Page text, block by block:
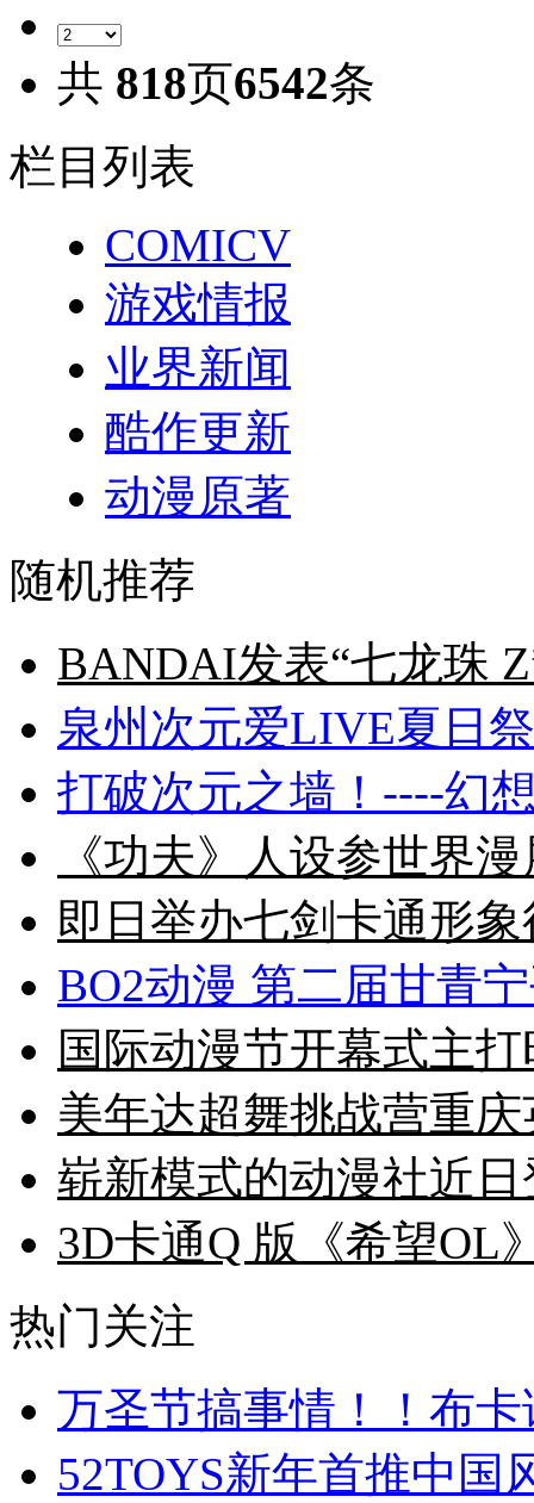
共 818页6542条
栏目列表
COMICV
游戏情报
业界新闻
酷作更新
动漫原著
随机推荐
BANDAI发表“七龙珠
泉州次元爱LIVE夏日
打破次元之墙！----幻
《功夫》人设参世界
即日举办七剑卡通形
BO2动漫 第二届甘青
国际动漫节开幕式主
美年达超舞挑战营重
崭新模式的动漫社近
3D卡通Q 版《希望OL
热门关注
万圣节搞事情！！布
52TOYS新年首推中国